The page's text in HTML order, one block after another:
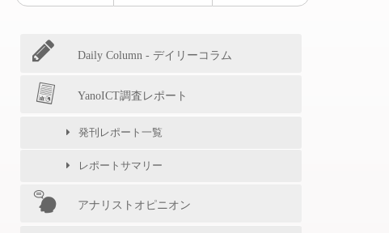
Daily Column - デイリーコラム
YanoICT調査レポート
発刊レポート一覧
レポートサマリー
アナリストオピニオン